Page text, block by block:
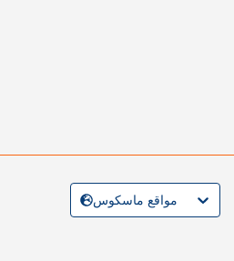
مواقع ماسكوس